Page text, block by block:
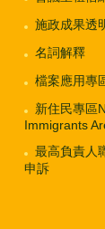
施政成果透
名詞解釋
檔案應用專
新住民專區
Immigrants
最高負責人
申訴